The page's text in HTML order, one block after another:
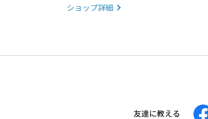
ショップ詳細
友達に教える